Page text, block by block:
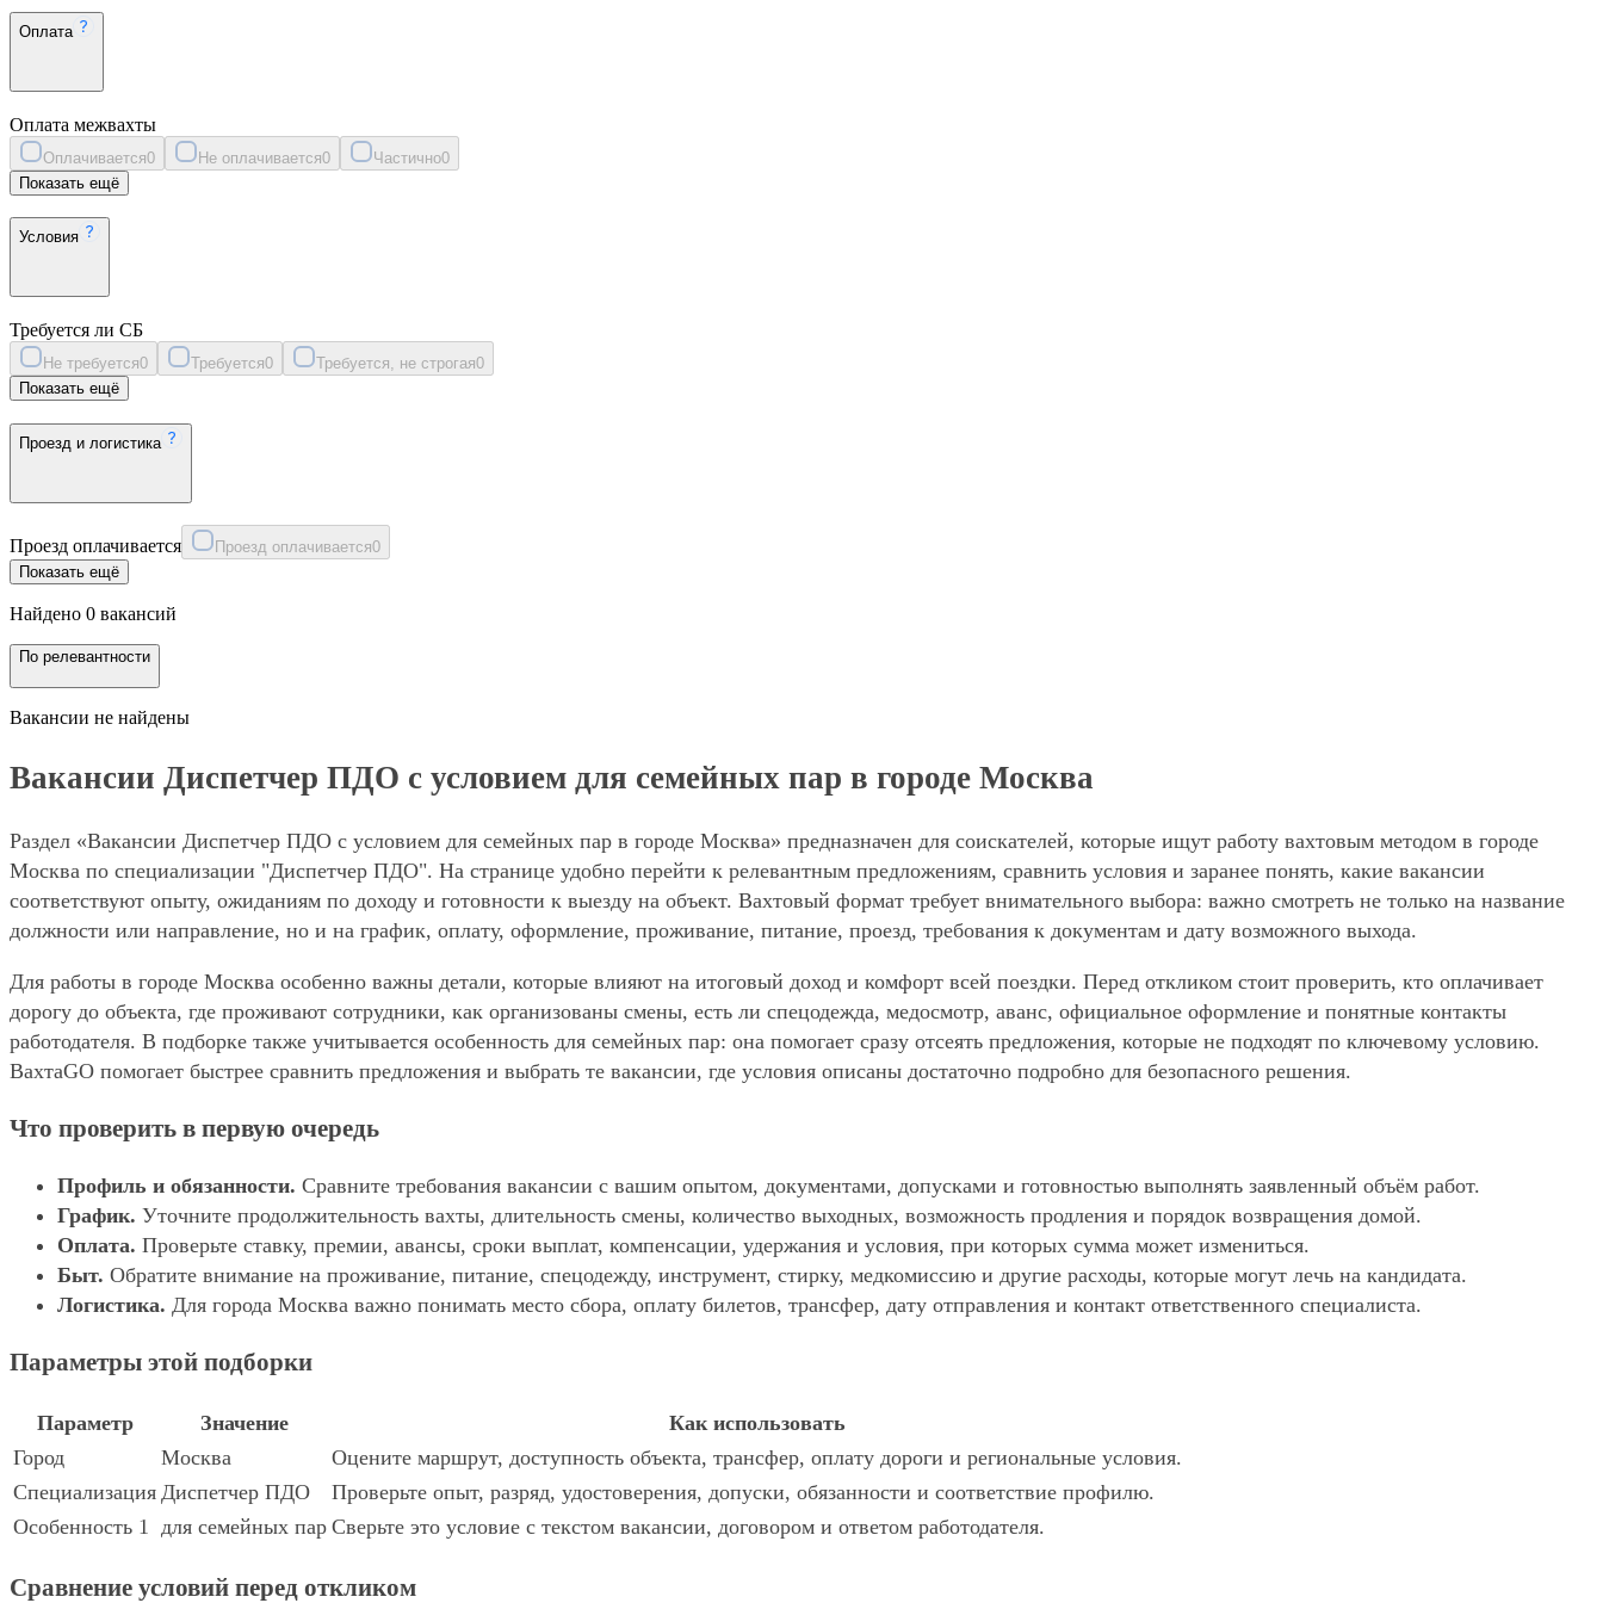
Оплата
Оплата межвахты
Оплачивается0 Не оплачивается0 Частично0
Показать ещё
Условия
Требуется ли СБ
Не требуется0 Требуется0 Требуется, не строгая0
Показать ещё
Проезд и логистика
Проезд оплачивается Проезд оплачивается0
Показать ещё
Найдено 0 вакансий
По релевантности
Вакансии не найдены
Вакансии Диспетчер ПДО с условием для семейных пар в городе Москва
Раздел «Вакансии Диспетчер ПДО с условием для семейных пар в городе Москва» предназначен для соискателей, которые ищут работу вахтовым методом в городе
Москва по специализации "Диспетчер ПДО". На странице удобно перейти к релевантным предложениям, сравнить условия и заранее понять, какие вакансии
соответствуют опыту, ожиданиям по доходу и готовности к выезду на объект. Вахтовый формат требует внимательного выбора: важно смотреть не только на название
должности или направление, но и на график, оплату, оформление, проживание, питание, проезд, требования к документам и дату возможного выхода.
Для работы в городе Москва особенно важны детали, которые влияют на итоговый доход и комфорт всей поездки. Перед откликом стоит проверить, кто оплачивает
дорогу до объекта, где проживают сотрудники, как организованы смены, есть ли спецодежда, медосмотр, аванс, официальное оформление и понятные контакты
работодателя. В подборке также учитывается особенность для семейных пар: она помогает сразу отсеять предложения, которые не подходят по ключевому условию.
ВахтаGO помогает быстрее сравнить предложения и выбрать те вакансии, где условия описаны достаточно подробно для безопасного решения.
Что проверить в первую очередь
Профиль и обязанности. Сравните требования вакансии с вашим опытом, документами, допусками и готовностью выполнять заявленный объём работ.
График. Уточните продолжительность вахты, длительность смены, количество выходных, возможность продления и порядок возвращения домой.
Оплата. Проверьте ставку, премии, авансы, сроки выплат, компенсации, удержания и условия, при которых сумма может измениться.
Быт. Обратите внимание на проживание, питание, спецодежду, инструмент, стирку, медкомиссию и другие расходы, которые могут лечь на кандидата.
Логистика. Для города Москва важно понимать место сбора, оплату билетов, трансфер, дату отправления и контакт ответственного специалиста.
Параметры этой подборки
Параметр Значение
Как использовать
Город
Москва
Оцените маршрут, доступность объекта, трансфер, оплату дороги и региональные условия.
Специализация Диспетчер ПДО
Проверьте опыт, разряд, удостоверения, допуски, обязанности и соответствие профилю.
Особенность 1 для семейных пар Сверьте это условие с текстом вакансии, договором и ответом работодателя.
Сравнение условий перед откликом